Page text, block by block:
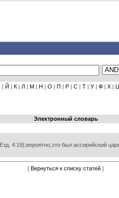
| Й | К| Л| М| Н | О | П | Р| С| Т| У| Ф| Х| Ц
Электронный словарь
4:19);вероятно,это был ассирийский
[ Вернуться к списку статей ]